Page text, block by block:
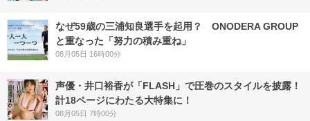
なぜ59歳の三浦知良選手を起用？ ONODERA GROUP
と重なった「努力の積み重ね」
08月05日 16時00分
声優・井口裕香が「FLASH」で圧巻のスタイルを披露！
計18ページにわたる大特集に！
08月05日 7時00分